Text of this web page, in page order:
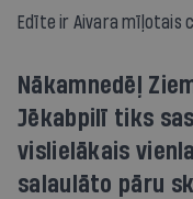
Edīte ir Aivara mīļotais
Nākamnedēļ
Jēkabpilī tiks
vislielākais
salaulāto pāru